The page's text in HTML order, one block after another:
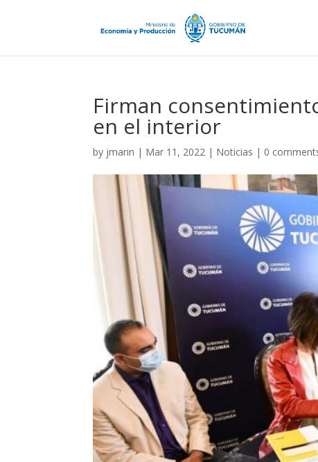
Firman
en el interior
by jmarin | Mar 11, 2022 | Noticias | 0